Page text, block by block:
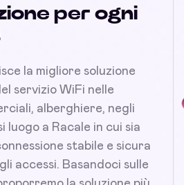
per ogni
la migliore soluzione
servizio WiFi nelle
alberghiere, negli
luogo a Racale in cui sia
stabile e sicura
accessi. Basandoci sulle